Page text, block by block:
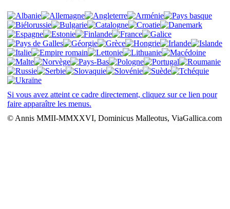
Si vous avez atteint ce cadre directement, cliquez sur ce lien pour
faire apparaître les menus.
© Annis MMII-MMXXVI, Dominicus Malleotus, ViaGallica.com